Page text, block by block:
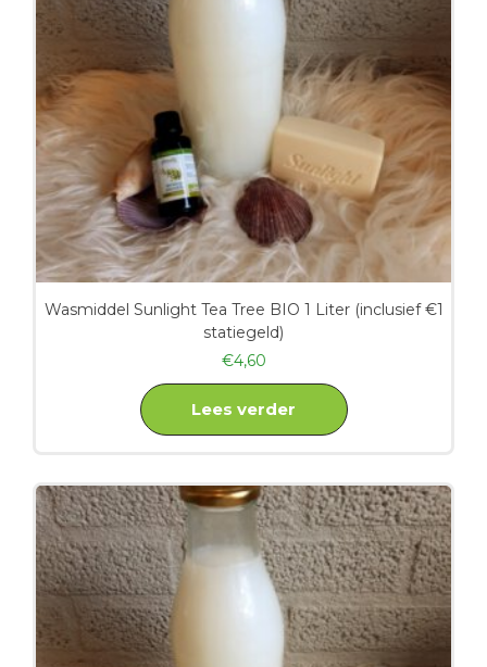
Wasmiddel Sunlight Tea Tree BIO 1 Liter (inclusief €1
statiegeld)
€4,60
Lees verder